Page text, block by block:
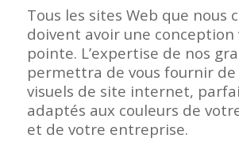
Tous les sites Web que nous
doivent avoir une conception
pointe. L’expertise de nos
permettra de vous fournir
visuels de site internet,
adaptés aux couleurs de
et de votre entreprise.